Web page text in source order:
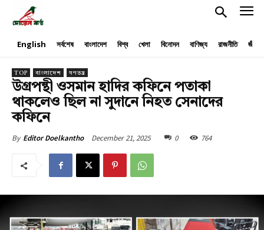
English সর্বশেষ বাংলাদেশ বিশ্ব খেলা বিনোদন বাণিজ্য রাজনীতি
TOP বাংলাদেশ গণতন্ত্র
উগ্রপন্থী ওসমান হাদির কফিনে পতাকা
থাকলেও ছিল না সুদানে নিহত সেনাদের
কফিনে
By Editor Doelkantho December 21, 2025 0 764